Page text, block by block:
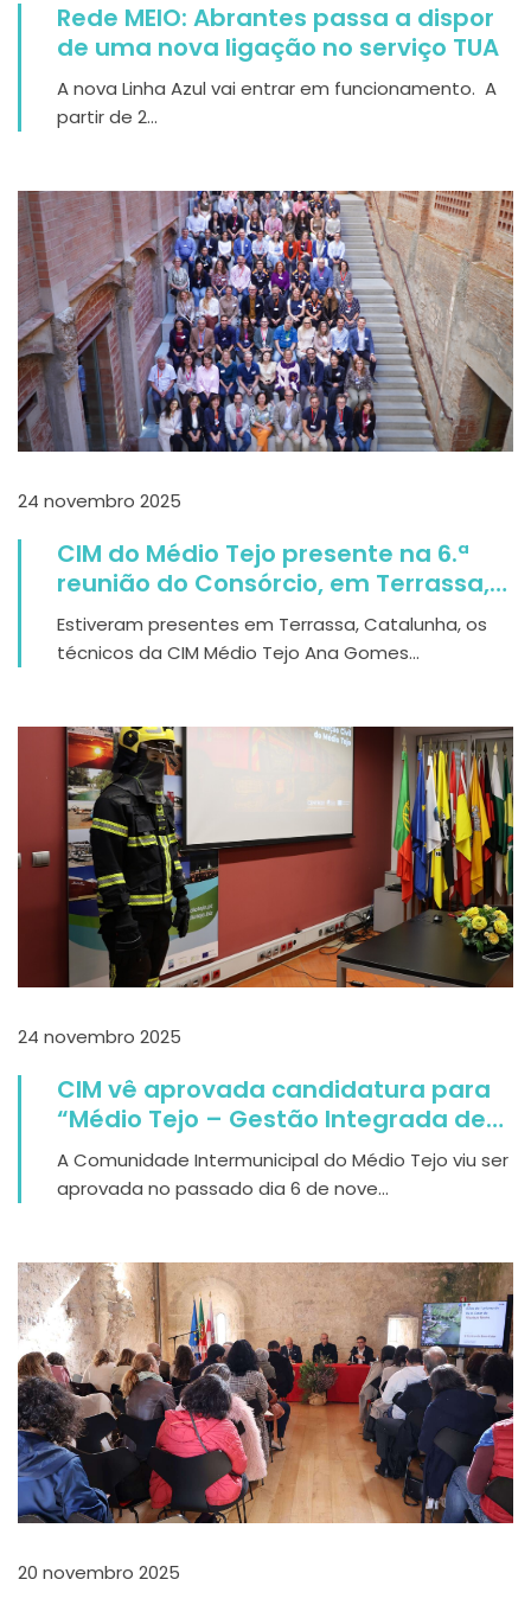
Rede MEIO: Abrantes passa a dispor
de uma nova ligação no serviço TUA
A nova Linha Azul vai entrar em funcionamento. A
partir de 2...
24 novembro 2025
CIM do Médio Tejo presente na 6.ª
reunião do Consórcio, em Terrassa,
Catalunha, no âmbito do Projeto
RESIST
Estiveram presentes em Terrassa, Catalunha, os
técnicos da CIM Médio Tejo Ana Gomes...
24 novembro 2025
CIM vê aprovada candidatura para
“Médio Tejo – Gestão Integrada de
Meios de Proteção Civil II”
A Comunidade Intermunicipal do Médio Tejo viu ser
aprovada no passado dia 6 de nove...
20 novembro 2025